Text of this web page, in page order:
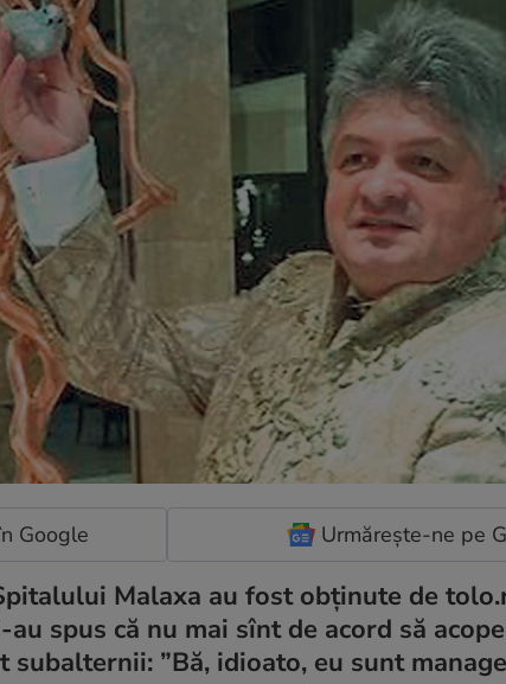
Google Urmărește-ne pe
Malaxa au fost obținute de
spus că nu mai sînt de acord să
”Bă, idioato, eu sunt